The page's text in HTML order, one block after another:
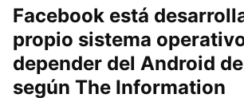
Facebook está
propio sistema
depender del Android
según The Information